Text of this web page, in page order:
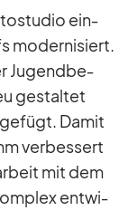
ein­
mo­der­ni­siert.
Ju­gend­be­
ge­stal­tet
Da­mit
ver­bes­sert
mit dem
ent­wi­